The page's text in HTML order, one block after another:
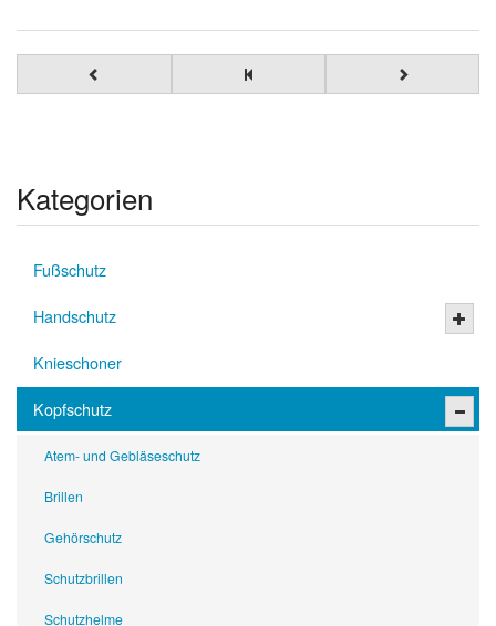
Kategorien
Fußschutz
Handschutz
Knieschoner
Kopfschutz
Atem- und Gebläseschutz
Brillen
Gehörschutz
Schutzbrillen
Schutzhelme